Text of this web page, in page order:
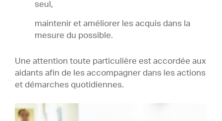
seul,
maintenir et améliorer les acquis dans la
mesure du possible.
Une attention toute particulière est accordée aux
aidants afin de les accompagner dans les actions
et démarches quotidiennes.